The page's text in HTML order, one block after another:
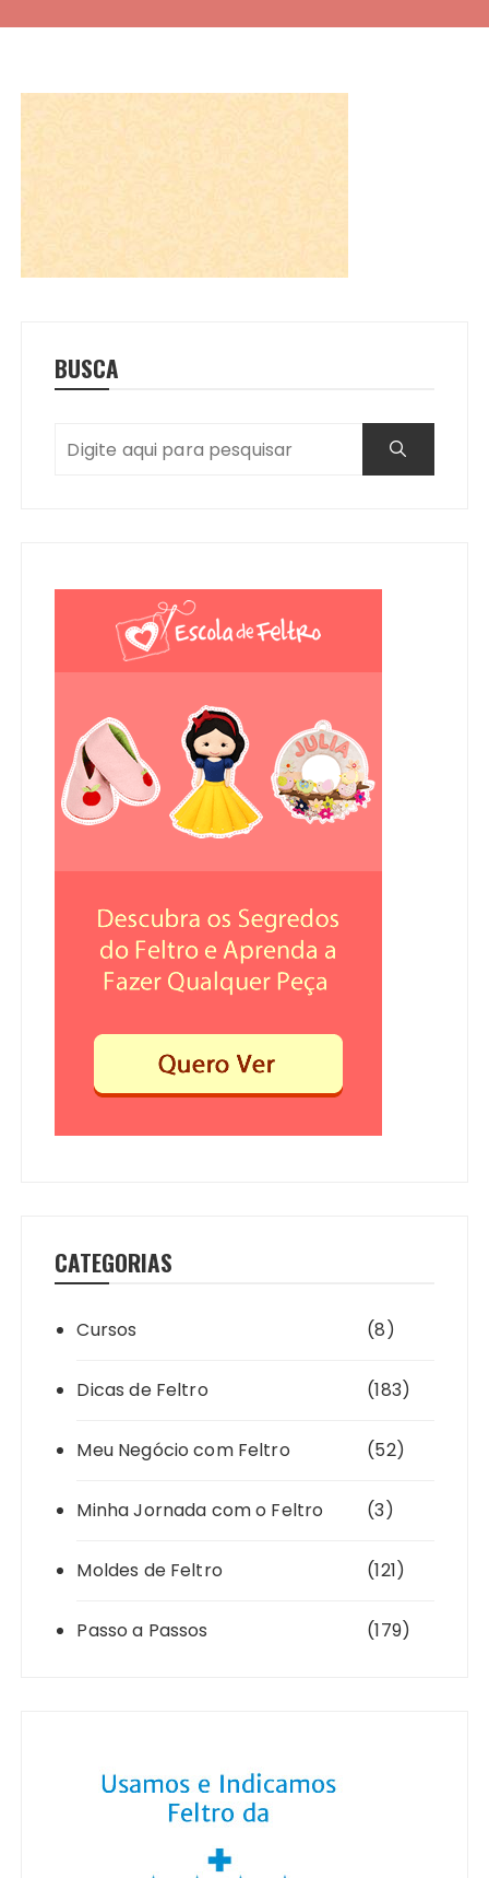
BUSCA
CATEGORIAS
Cursos (8)
Dicas de Feltro (183)
Meu Negócio com Feltro (52)
Minha Jornada com o Feltro (3)
Moldes de Feltro (121)
Passo a Passos (179)